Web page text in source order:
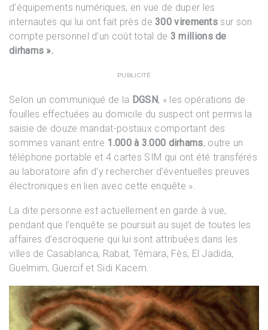
d’équipements numériques, en vue de duper les
internautes qui lui ont fait près de 300 virements sur son
compte personnel d’un coût total de 3 millions de
dirhams ».
PUBLICITÉ
Selon un communiqué de la DGSN, « les opérations de
fouilles effectuées au domicile du suspect ont permis la
saisie de douze mandat-postaux comportant des
sommes variant entre 1.000 à 3.000 dirhams, outre un
téléphone portable et 4 cartes SIM qui ont été transférés
au laboratoire afin d’y rechercher d’éventuelles preuves
électroniques en lien avec cette enquête ».
La dite personne est actuellement en garde à vue,
pendant que l’enquête se poursuit au sujet de toutes les
affaires d’escroquerie qui lui sont attribuées dans les
villes de Casablanca, Rabat, Témara, Fès, El Jadida,
Guelmim, Guercif et Sidi Kacem.